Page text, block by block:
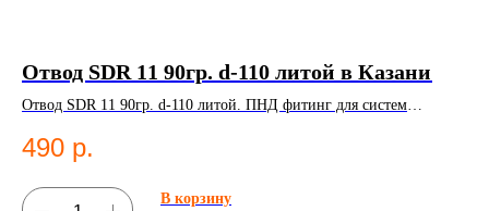
Отвод SDR 11 90гр. d-110 литой в Казани
Отвод SDR 11 90гр. d-110 литой. ПНД фитинг для систем
490 р.
В корзину